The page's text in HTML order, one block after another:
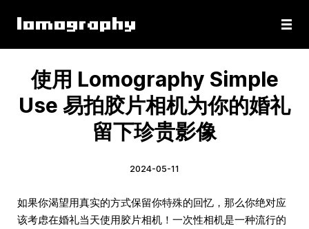
使用 Lomography Simple
Use 易拍胶片相机为你的婚礼
留下珍贵影像
2024-05-11
如果你渴望用真实的方式保留你特殊的回忆，那么你绝对应
该考虑在婚礼当天使用胶片相机！一次性相机是一种流行的